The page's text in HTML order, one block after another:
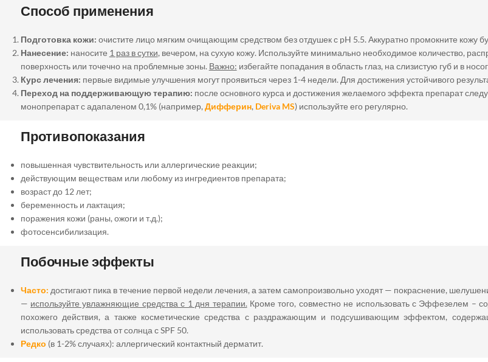
Способ применения
Подготовка кожи: очистите лицо мягким очищающим средством без отдушек с pH 5.5. Аккуратно промокните кожу
Нанесение: наносите 1 раз в сутки, вечером, на сухую кожу. Используйте минимально необходимое количество,
поверхность или точечно на проблемные зоны. Важно: избегайте попадания в область глаз, на слизистую губ и в
Курс лечения: первые видимые улучшения могут проявиться через 1-4 недели. Для достижения устойчивого
Переход на поддерживающую терапию: после основного курса и достижения желаемого эффекта препарат
монопрепарат с адапаленом 0,1% (например, Дифферин, Deriva MS) используйте его регулярно.
Противопоказания
повышенная чувствительность или аллергические реакции;
действующим веществам или любому из ингредиентов препарата;
возраст до 12 лет;
беременность и лактация;
поражения кожи (раны, ожоги и т.д.);
фотосенсибилизация.
Побочные эффекты
Часто: достигают пика в течение первой недели лечения, а затем самопроизвольно уходят — покраснение,
— используйте увлажняющие средства с 1 дня терапии. Кроме того, совместно не использовать с Эффезелем –
похожего действия, а также косметические средства с раздражающим и подсушивающим эффектом,
использовать средства от солнца с SPF 50.
Редко (в 1-2% случаях): аллергический контактный дерматит.